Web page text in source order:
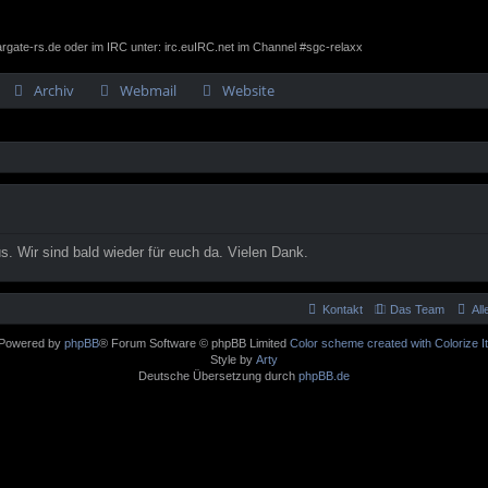
rs.de oder im IRC unter: irc.euIRC.net im Channel #sgc-relaxx
Archiv Webmail
Website
Wir sind bald wieder für euch da. Vielen Dank.
Das Team
Kontakt
Powered by phpBB® Forum Software © phpBB Limited Color scheme created with Colorize It.
Style by Arty
Deutsche Übersetzung durch phpBB.de